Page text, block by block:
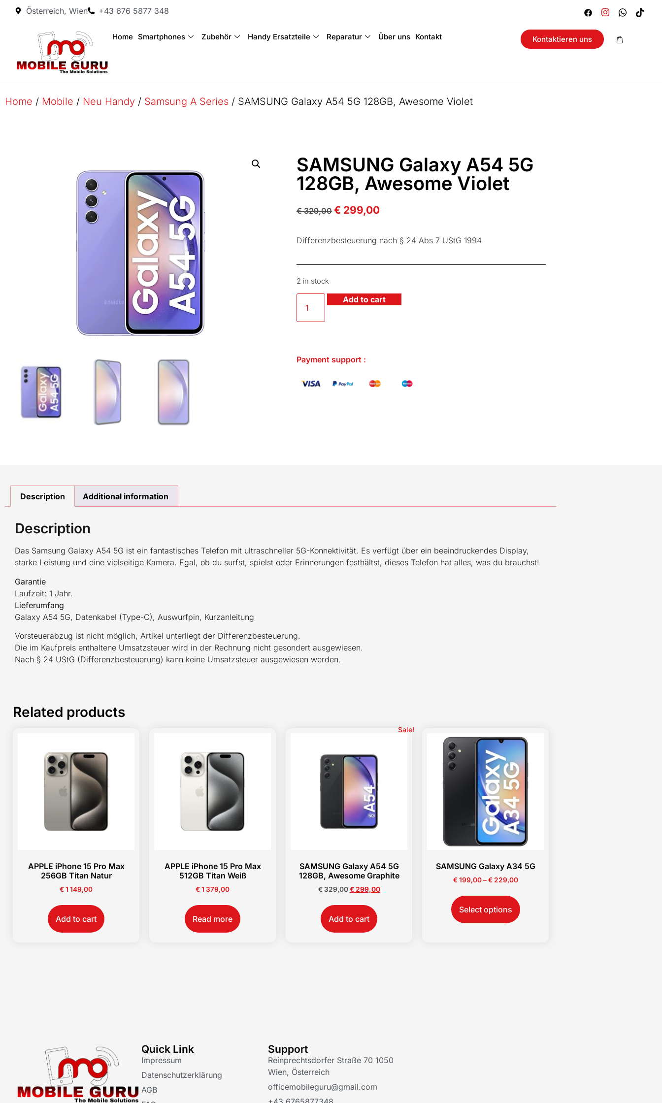
Österreich, Wien +43 676 5877 348
Home Smartphones Zubehör Handy Ersatzteile Reparatur Über uns Kontakt Kontaktieren uns
Home / Mobile / Neu Handy / Samsung A Series / SAMSUNG Galaxy A54 5G 128GB, Awesome Violet
SAMSUNG Galaxy A54 5G
128GB, Awesome Violet
€329,00 € 299,00
Differenzbesteuerung nach § 24 Abs 7 UStG 1994
2 in stock
Add to cart
Payment support :
Description Additional information
Description
Das Samsung Galaxy A54 5G ist ein fantastisches Telefon mit ultraschneller 5G-Konnektivität. Es verfügt über ein beeindruckendes Display,
starke Leistung und eine vielseitige Kamera. Egal, ob du surfst, spielst oder Erinnerungen festhältst, dieses Telefon hat alles, was du brauchst!
Garantie
Laufzeit: 1 Jahr.
Lieferumfang
Galaxy A54 5G, Datenkabel (Type-C), Auswurfpin, Kurzanleitung
Vorsteuerabzug ist nicht möglich, Artikel unterliegt der Differenzbesteuerung.
Die im Kaufpreis enthaltene Umsatzsteuer wird in der Rechnung nicht gesondert ausgewiesen.
Nach § 24 UStG (Differenzbesteuerung) kann keine Umsatzsteuer ausgewiesen werden.
Related products
APPLE iPhone 15 Pro Max
256GB Titan Natur
€1 149,00
Add to cart
APPLE iPhone 15 Pro Max
512GB Titan Weiß
€1 379,00
Read more
Sale!
SAMSUNG Galaxy A54 5G
128GB, Awesome Graphite
€329,00 €299,00
Add to cart
SAMSUNG Galaxy A34 5G
€199,00 – €229,00
Select options
Quick Link
Impressum
Datenschutzerklärung
AGB
Support
Reinprechtsdorfer Straße 70 1050
Wien, Österreich
officemobileguru@gmail.com